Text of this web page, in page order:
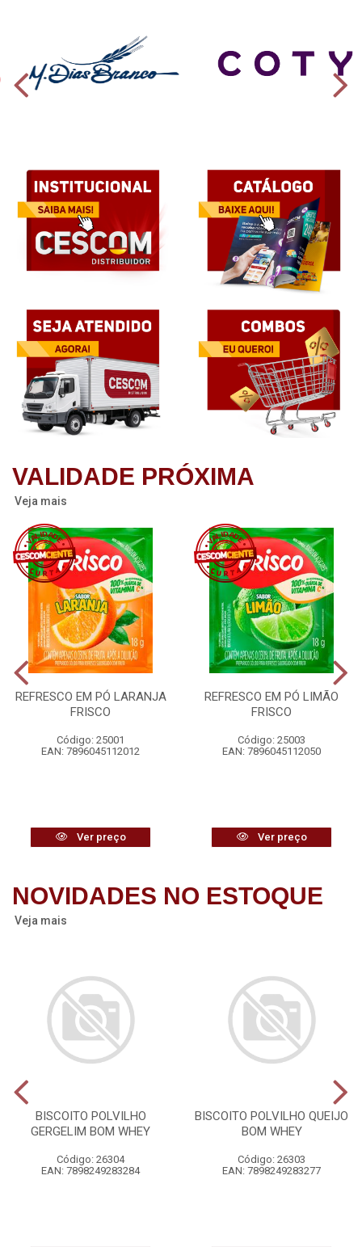
VALIDADE PRÓXIMA
Veja mais
REFRESCO EM PÓ LARANJA
FRISCO
Código: 25001
EAN: 7896045112012
Ver preço
REFRESCO EM PÓ LIMÃO
FRISCO
Código: 25003
EAN: 7896045112050
Ver preço
NOVIDADES NO ESTOQUE
Veja mais
BISCOITO POLVILHO
GERGELIM BOM WHEY
Código: 26304
EAN: 7898249283284
BISCOITO POLVILHO QUEIJO
BOM WHEY
Código: 26303
EAN: 7898249283277